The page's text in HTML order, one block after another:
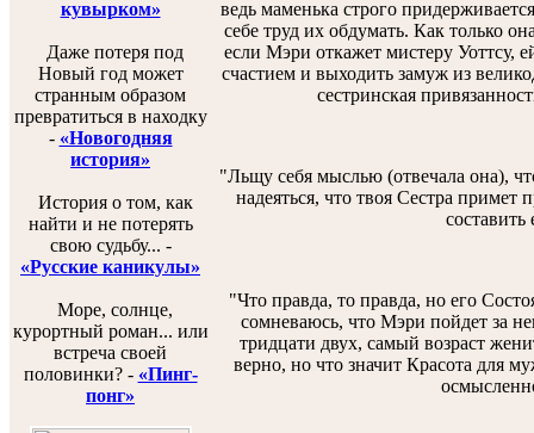
кувырком»
Даже потеря под
Новый год может
странным образом
превратиться в находку
- «Новогодняя
история»
История о том, как
найти и не потерять
свою судьбу... -
«Русские каникулы»
Море, солнце,
курортный роман... или
встреча своей
половинки? - «Пинг-
понг»
ведь маменька строго
себе труд их обдумать. Как только
если Мэри откажет мистеру Уоттсу,
счастием и выходить замуж из
сестринская
"Льщу себя мыслью (отвечала она),
надеяться, что твоя Сестра
составить
"Что правда, то правда, но его
сомневаюсь, что Мэри пойдет за
тридцати двух, самый возраст
верно, но что значит Красота для